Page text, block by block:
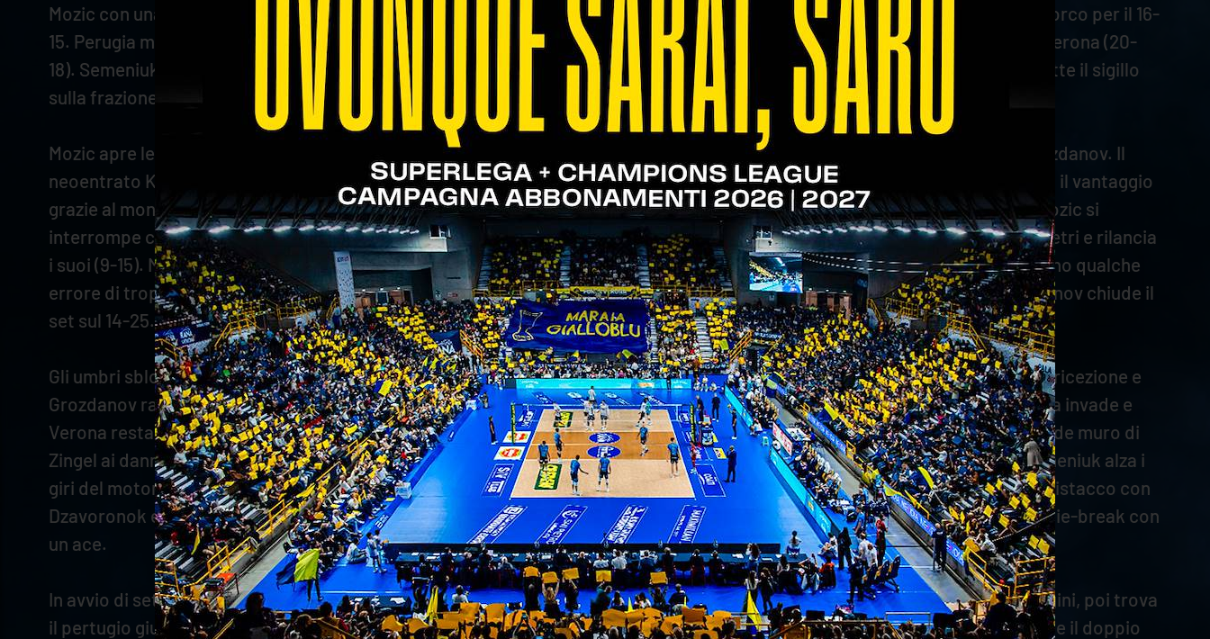
Mozic con una diagonale stretta che riduce il gap (13-12). Leon manda i suoi avanti di due, poi Amin concretizza un pallone sporco per il 16-
15. Perugia mura, Dzavoronok risponde da seconda linea, poi Mozic scaraventa a terra due grandi attacchi, tenendo a galla Verona (20-
18). Semeniuk stoppa Amin, ma Dzavoronok incrocia al meglio per il 22-20. Flavio, poi, firma il set point, con Giannelli che mette il sigillo
sulla frazione (25-21).
Mozic apre le danze nel terzo parziale e da posto quattro è bravo a giocare con le mani di Giannelli (1-2), prima dell’ace di Grozdanov. Il
neoentrato Keita scatena subito la sua potenza in lungolinea, con Mozic che piega Colaci al servizio (3-6). Verona incrementa il vantaggio
grazie al monster block di Dzavoronok, seguito a ruota da quello stampato da Zingel (3-12). L’efficace striscia in battuta di Mozic si
interrompe con il primo tempo di Flavio, a cui risponde prontamente Grozdanov per il 5-14. Herrera entra in serie dai nove metri e rilancia
i suoi (9-15). Mozic prima ferma proprio Herrera a muro, poi trasforma in oro una diagonale per l’11-18. I bianconeri commettono qualche
errore di troppo, Verona ne approfitta e prende il largo con il primo tempo di Zingel (13-22). Keita buca il taraflex, poi Grozdanov chiude il
set sul 14-25.
Gli umbri sbloccano la quarta frazione, con Dzavoronok che risponde a tono con la diagonale stretta. D’Amico regge l’urto in ricezione e
Grozdanov raccoglie alla perfezione l’invito di Spirito (3-3). Perugia prova a spezzare l’equilibrio e trova un break, ma Ben Tara invade e
Verona resta in scia (8-7). Le due squadre rispondono colpo su colpo e gli scaligeri agganciano nuovamente il pari con il grande muro di
Zingel ai danni di Semeniuk (12-12). La squadra di Lorenzetti tenta l’allungo con l’attacco in lungolinea di Ben Tara (15-12). Semeniuk alza i
giri del motore e crea il solco, mandando i suoi sul 18-14. Flavio, poi, è efficace a muro per il 20-14. Verona cerca di ridurre il distacco con
Dzavoronok e Grozdanov, ma Ben Tara spiana la strada per i padroni di casa, che salgono a 23-16. Leon manda la contesa al tie-break con
un ace.
In avvio di set, Grozdanov spinge forte da posto tre, poi Keita sfodera la sua potenza: prima piega le mani dei ricevitori perugini, poi trova
il pertugio giusto in attacco. D’Amico compie gli straordinari in ricezione e in difesa e Verona si porta sul 3-5. Verona mantiene il doppio